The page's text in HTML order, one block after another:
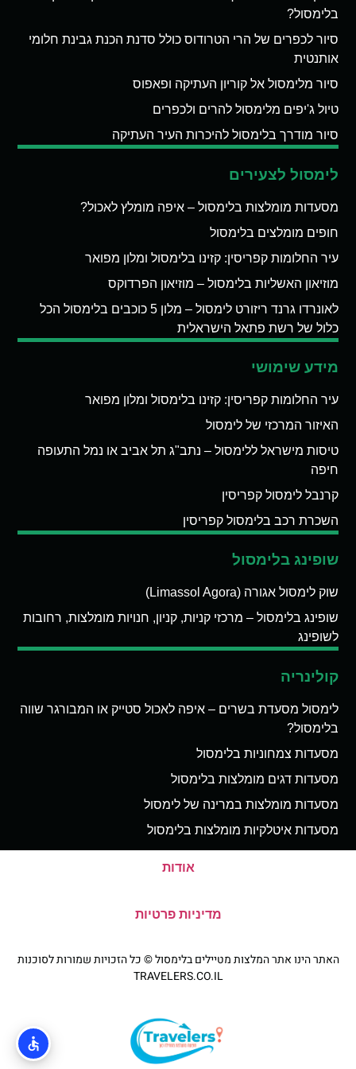
בלימסול?
סיור לכפרים של הרי הטרודוס כולל סדנת הכנת גבינת חלומי
אותנטית
סיור מלימסול אל קוריון העתיקה ופאפוס
טיול ג'יפים מלימסול להרים ולכפרים
סיור מודרך בלימסול להיכרות העיר העתיקה
לימסול לצעירים
מסעדות מומלצות בלימסול – איפה מומלץ לאכול?
חופים מומלצים בלימסול
עיר החלומות קפריסין: קזינו בלימסול ומלון מפואר
מוזיאון האשליות בלימסול – מוזיאון הפרדוקס
לאונרדו גרנד ריזורט לימסול – מלון 5 כוכבים בלימסול הכל
כלול של רשת פתאל הישראלית
מידע שימושי
עיר החלומות קפריסין: קזינו בלימסול ומלון מפואר
האיזור המרכזי של לימסול
טיסות מישראל ללימסול – נתב"ג תל אביב או נמל התעופה
חיפה
קרנבל לימסול קפריסין
השכרת רכב בלימסול קפריסין
שופינג בלימסול
שוק לימסול אגורה (Limassol Agora)
שופינג בלימסול – מרכזי קניות, קניון, חנויות מומלצות, רחובות
לשופינג
קולינריה
לימסול מסעדת בשרים – איפה לאכול סטייק או המבורגר שווה
בלימסול?
מסעדות צמחוניות בלימסול
מסעדות דגים מומלצות בלימסול
מסעדות מומלצות במרינה של לימסול
מסעדות איטלקיות מומלצות בלימסול
אודות
מדיניות פרטיות
האתר הינו אתר המלצות מטיילים בלימסול © כל הזכויות שמורות לסוכנות
TRAVELERS.CO.IL